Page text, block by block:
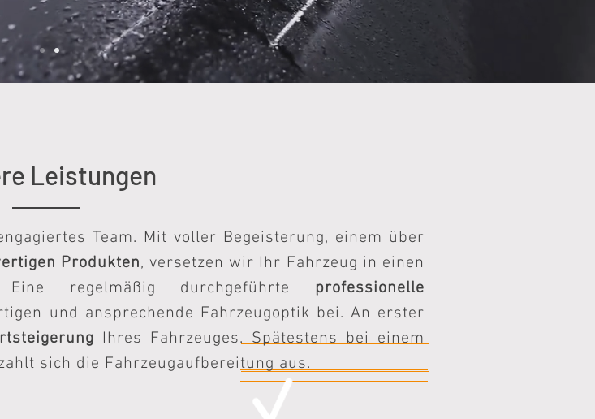
Leistungen
Team. Mit voller Begeisterung, einem über
Produkten, versetzen wir Ihr Fahrzeug in einen
Eine regelmäßig durchgeführte professionelle
und ansprechende Fahrzeugoptik bei. An erster
Ihres Fahrzeuges. Spätestens bei einem
sich die Fahrzeugaufbereitung aus.